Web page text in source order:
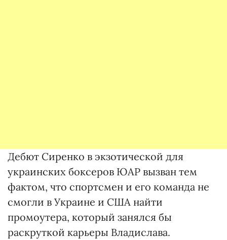
Дебют Сиренко в экзотической для
украинских боксеров ЮАР вызван тем
фактом, что спортсмен и его команда не
смогли в Украине и США найти
промоутера, который занялся бы
раскруткой карьеры Владислава.